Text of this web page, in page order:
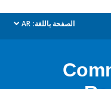
الصفحة باللغة: AR
dropdown